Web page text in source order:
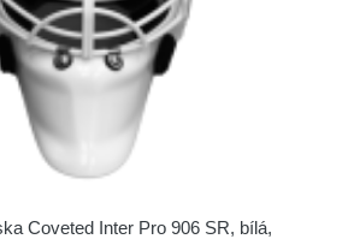
Coveted Inter Pro 906 SR, bílá,